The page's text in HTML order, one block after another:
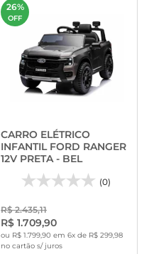
26%
OFF
CARRO ELÉTRICO
INFANTIL FORD RANGER
12V PRETA - BEL
(0)
R$ 2.435,11
R$ 1.709,90
ou R$ 1.799,90 em 6x de R$ 299,98
no cartão s/ juros